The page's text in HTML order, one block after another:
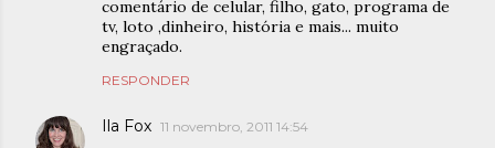
comentário de celular, filho, gato, programa de
tv, loto ,dinheiro, história e mais... muito
engraçado.
RESPONDER
Ila Fox 11 novembro, 2011 14:54